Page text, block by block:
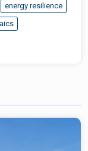
energy resilience